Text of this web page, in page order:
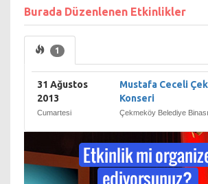
Burada Düzenlenen Etkinlikler
1
31 Ağustos
2013
Cumartesi
Mustafa Ceceli
Konseri
Çekmeköy Belediye